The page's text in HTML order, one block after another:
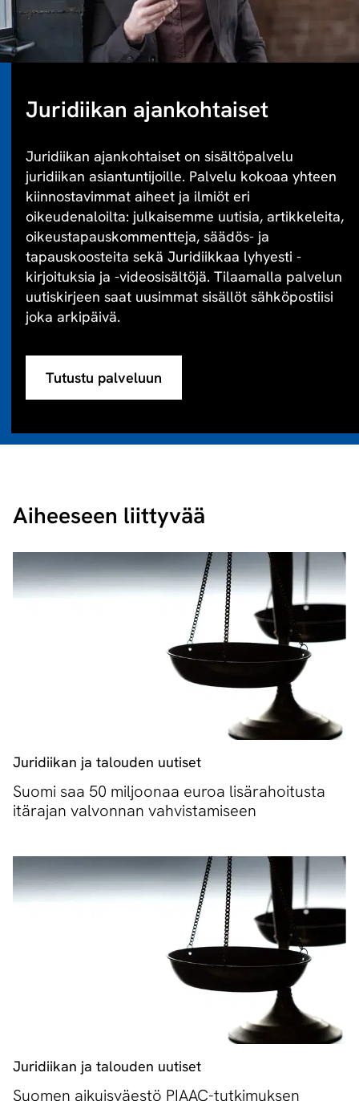
Juridiikan ajankohtaiset
Juridiikan ajankohtaiset on sisältöpalvelu
juridiikan asiantuntijoille. Palvelu kokoaa yhteen
kiinnostavimmat aiheet ja ilmiöt eri
oikeudenaloilta: julkaisemme uutisia, artikkeleita,
oikeustapauskommentteja, säädös- ja
tapauskoosteita sekä Juridiikkaa lyhyesti -
kirjoituksia ja -videosisältöjä. Tilaamalla palvelun
uutiskirjeen saat uusimmat sisällöt sähköpostiisi
joka arkipäivä.
Tutustu palveluun
Aiheeseen liittyvää
Juridiikan ja talouden uutiset
Suomi saa 50 miljoonaa euroa lisärahoitusta
itärajan valvonnan vahvistamiseen
Juridiikan ja talouden uutiset
Suomen aikuisväestö PIAAC-tutkimuksen